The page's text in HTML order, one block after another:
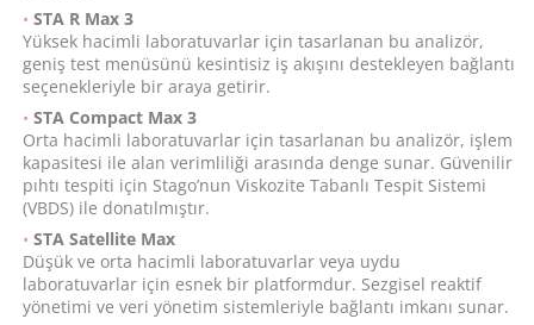
STA R Max 3
Yüksek hacimli laboratuvarlar için tasarlanan bu analizör,
geniş test menüsünü kesintisiz iş akışını destekleyen bağlantı
seçenekleriyle bir araya getirir.
STA Compact Max 3
Orta hacimli laboratuvarlar için tasarlanan bu analizör, işlem
kapasitesi ile alan verimliliği arasında denge sunar. Güvenilir
pıhtı tespiti için Stago’nun Viskozite Tabanlı Tespit Sistemi
(VBDS) ile donatılmıştır.
STA Satellite Max
Düşük ve orta hacimli laboratuvarlar veya uydu
laboratuvarlar için esnek bir platformdur. Sezgisel reaktif
yönetimi ve veri yönetim sistemleriyle bağlantı imkanı sunar.